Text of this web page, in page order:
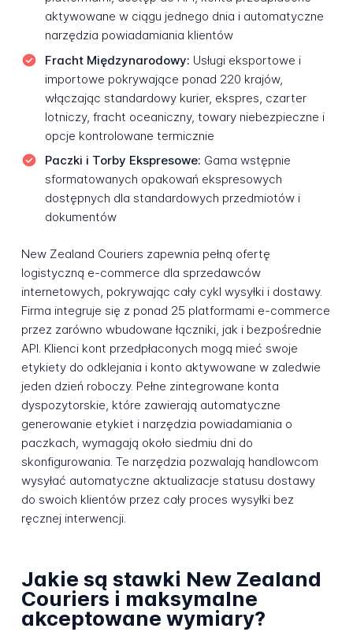
aktywowane w ciągu jednego dnia i automatyczne
narzędzia powiadamiania klientów
Fracht Międzynarodowy: Usługi eksportowe i
importowe pokrywające ponad 220 krajów,
włączając standardowy kurier, ekspres, czarter
lotniczy, fracht oceaniczny, towary niebezpieczne i
opcje kontrolowane termicznie
Paczki i Torby Ekspresowe: Gama wstępnie
sformatowanych opakowań ekspresowych
dostępnych dla standardowych przedmiotów i
dokumentów
New Zealand Couriers zapewnia pełną ofertę
logistyczną e-commerce dla sprzedawców
internetowych, pokrywając cały cykl wysyłki i dostawy.
Firma integruje się z ponad 25 platformami e-commerce
przez zarówno wbudowane łączniki, jak i bezpośrednie
API. Klienci kont przedpłaconych mogą mieć swoje
etykiety do odklejania i konto aktywowane w zaledwie
jeden dzień roboczy. Pełne zintegrowane konta
dyspozytorskie, które zawierają automatyczne
generowanie etykiet i narzędzia powiadamiania o
paczkach, wymagają około siedmiu dni do
skonfigurowania. Te narzędzia pozwalają handlowcom
wysyłać automatyczne aktualizacje statusu dostawy
do swoich klientów przez cały proces wysyłki bez
ręcznej interwencji.
Jakie są stawki New Zealand
Couriers i maksymalne
akceptowane wymiary?